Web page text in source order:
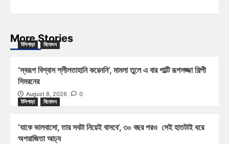
More Stories
টলিপাড়া বিনোদন
‘স্বরূপ বিশ্বাস শ্লীলতাহানি করেননি’, মামলা তুলে এ বার পাল্টি রূপসজ্জা শিল্পী
সিমরনের
August 8, 2026
0
টলিপাড়া
বিনোদন
‘যাকে ভালবাসো, তার সবটা নিয়েই বাসবে’, ৩০ বছর পরও সেই হাতটাই ধরে
অপরাজিতা আঢ্য